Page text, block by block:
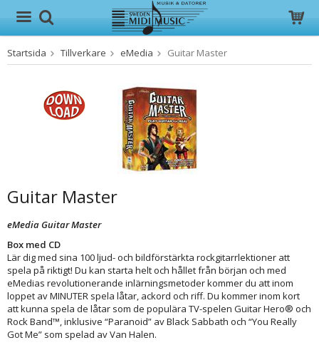
Produkten har blivit tillagd i varukorgen
Startsida Tillverkare eMedia Guitar Master
Guitar Master
eMedia Guitar Master
Box med CD
Lär dig med sina 100 ljud- och bildförstärkta rockgitarrlektioner att
spela på riktigt! Du kan starta helt och hållet från början och med
eMedias revolutionerande inlärningsmetoder kommer du att inom
loppet av MINUTER spela låtar, ackord och riff. Du kommer inom kort
att kunna spela de låtar som de populära TV-spelen Guitar Hero® och
Rock Band™, inklusive “Paranoid” av Black Sabbath och “You Really
Got Me” som spelad av Van Halen.